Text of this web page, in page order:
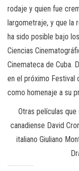
rodaje y quien fue
largometraje, y que la
ha sido posible bajo
Ciencias
Cinemateca de Cuba.
en el próximo Festival
como homenaje a su
Otras películas
canadiense David
italiano Giuliano